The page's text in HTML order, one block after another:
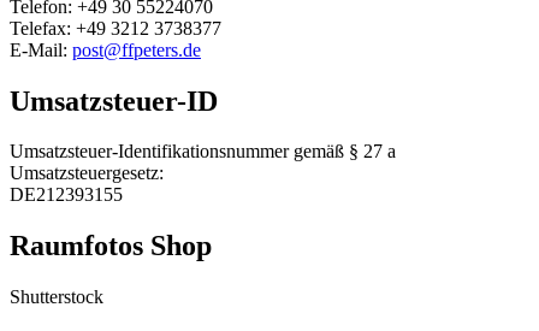
Telefon: +49 30 55224070
Telefax: ‭+49 3212 3738377‬
E-Mail: post@ffpeters.de
Umsatzsteuer-ID
Umsatzsteuer-Identifikationsnummer gemäß § 27 a
Umsatzsteuergesetz:
DE212393155
Raumfotos Shop
Shutterstock